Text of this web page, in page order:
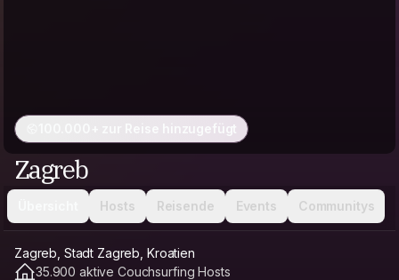
100.000+ zur Reise hinzugefügt
Zagreb
Hosts Reisende Events Communitys
Zagreb, Stadt Zagreb, Kroatien
35.900 aktive Couchsurfing Hosts